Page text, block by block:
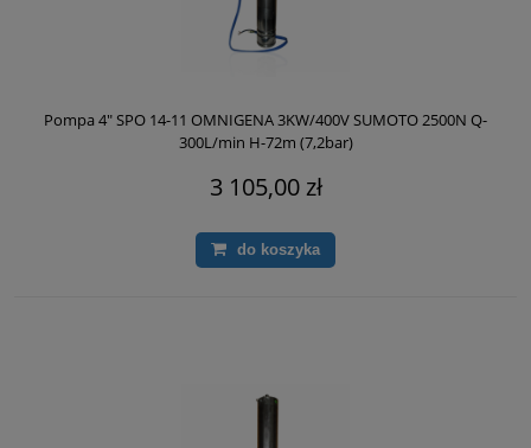
Pompa 4" SPO 14-11 OMNIGENA 3KW/400V SUMOTO 2500N Q-
300L/min H-72m (7,2bar)
3 105,00 zł
do koszyka